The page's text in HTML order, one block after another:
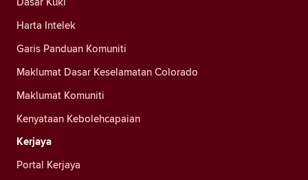
Harta Intelek
Garis Panduan Komuniti
Maklumat Dasar Keselamatan Colorado
Maklumat Komuniti
Kenyataan Kebolehcapaian
Kerjaya
Portal Kerjaya